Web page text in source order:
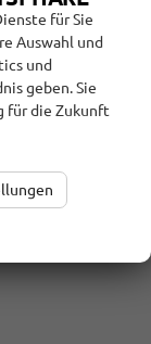
für Sie
Auswahl und
und
geben. Sie
für die Zukunft